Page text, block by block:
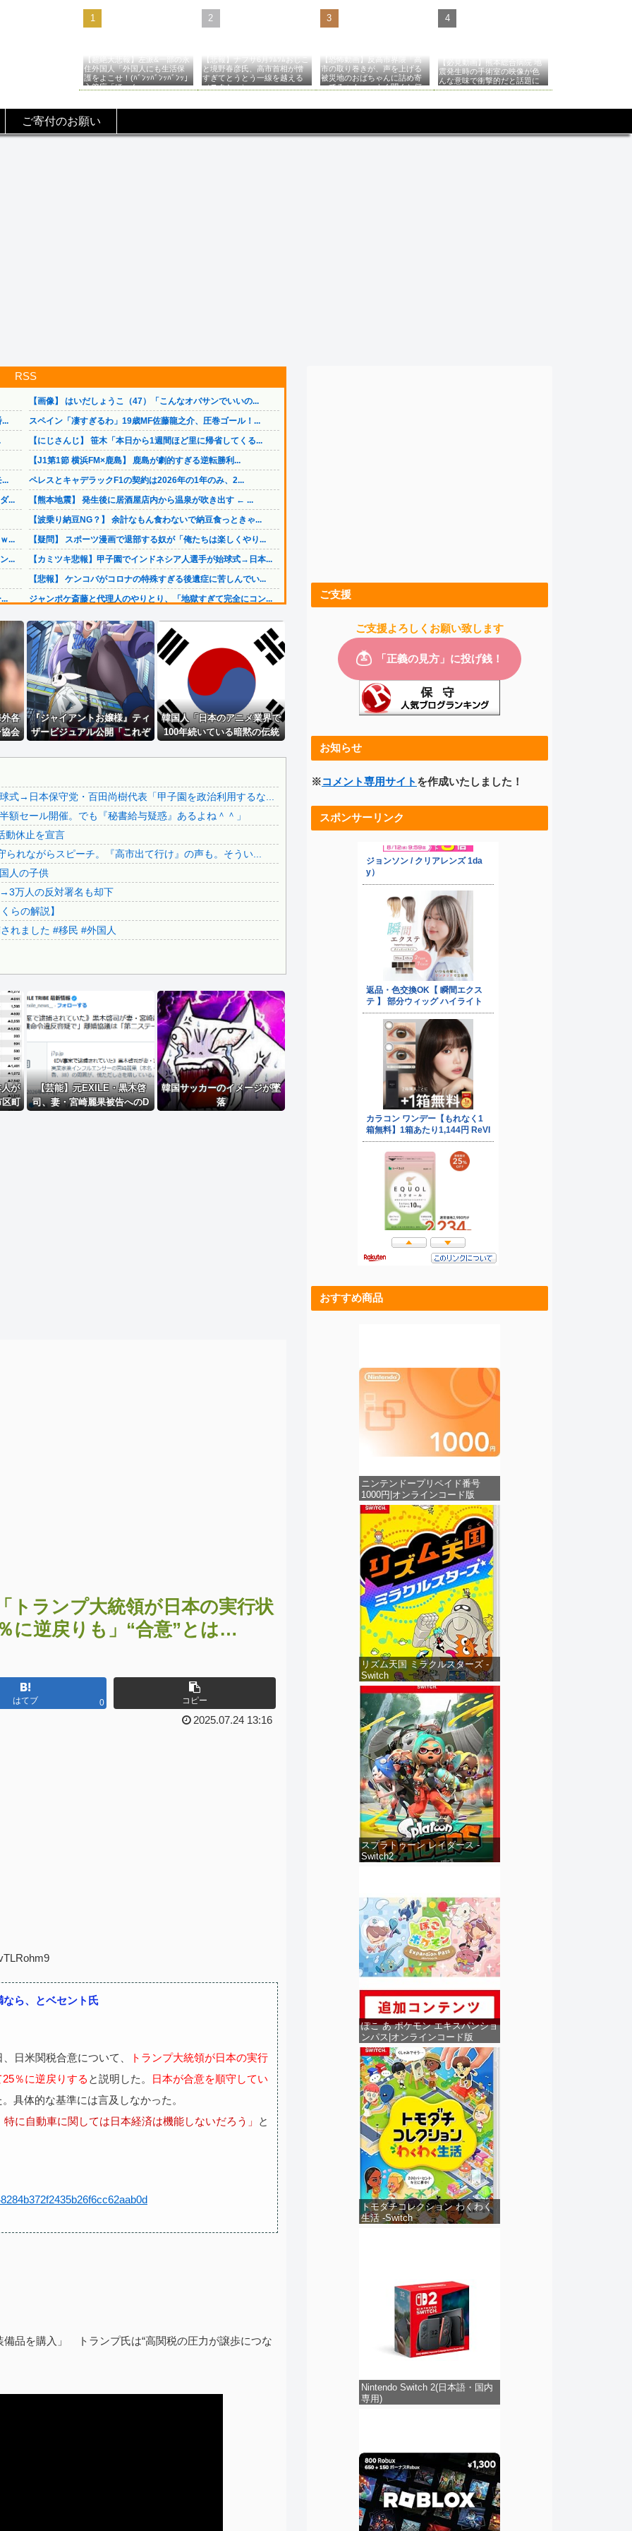
【超絶大悲報】左派&一部の永
住外国人「外国人にも生活保
護をよこせ！(ﾊﾞﾝｯﾊﾞﾝｯﾊﾞﾝｯ」
入管庁「ほーん…」→
【悲報】ナフサ6月ﾂﾑﾂﾑおじこ
と境野春彦氏、高市首相が憎
すぎてとうとう一線を越える
（スクショ）
【恐怖動画】反高市界隈「高
市の取り巻きが、声を上げる
被災地のおばちゃんに詰め寄
ってるぅ！」→よく聞くと何
【必見動画】熊本総合病院 地
震発生時の手術室の映像が色
んな意味で衝撃的だと話題に
ご寄付のお願い
RSS
...
...
...
...
...
...
...
...
...
...
...
...
...
...
【画像】 はいだしょうこ（47）「こんなオバサンでいいの...
スペイン「凄すぎるわ」19歳MF佐藤龍之介、圧巻ゴール！...
【にじさんじ】 笹木「本日から1週間ほど里に帰省してくる...
【J1第1節 横浜FM×鹿島】 鹿島が劇的すぎる逆転勝利...
ペレスとキャデラックF1の契約は2026年の1年のみ、2...
【熊本地震】 発生後に居酒屋店内から温泉が吹き出す ← ...
【波乗り納豆NG？】 余計なもん食わないで納豆食っときゃ...
【疑問】 スポーツ漫画で退部する奴が「俺たちは楽しくやり...
【カミツキ悲報】甲子園でインドネシア人選手が始球式→日本...
【悲報】 ケンコバがコロナの特殊すぎる後遺症に苦しんでい...
ジャンポケ斎藤と代理人のやりとり、「地獄すぎて完全にコン...
【画像】 まま「なんかプール入ってたら学生にめっちゃ見ら...
【画像】 日本共産党の街宣車、ほんと碌でもないな
積水ハウス「地面師に55億円騙し取られた…」ワイ「はえー...
激混みのはずの東京駅で鍵が空いているコインロッカーが散見...
出張から帰ったら、嫁の顔が青ざめていた。俺「一体何があっ...
【動画】 女さん「男ってこういうので興奮するんでしょ？」...
賃貸物件を内覧中、ベランダに出たら突然ゾワッと両腕に鳥肌...
【悲報】テレ朝「れいわ、新党移行に伴い旧グッズ半額セール...
【これは酷い】反高市「平和式典で“防弾ガラス”に守られな...
【移民政策反対】イオンの売り場で唐揚げを食う中国人の子供
【炎上】藤沢市「モスク建設と土葬も許可します」→3万人の...
91歳女性の遺体を遺棄したベトナム国籍の男が逮捕されまし...
日本旅行キャンセルすべきか…1万年ぶり史上最大級の火山の...
無気力な韓国代表、オーストリアにも0-1で敗北…3月のA...
3.1節がある月なのに…3月のカレンダーに日本の富士山・...
韓国代表、コートジボワールに0対4で完敗＝韓国の反応
Powered by livedoor 相互RSS
各
会
墜
『ジャイアントお嬢様』ティ
ザービジュアル公開「これぞ
1月放送開始【海外の反応】
韓国人「日本のアニメ業界で
100年続いている暗黙の伝統
式→日本保守党・百田尚樹代表「甲子園を政治利用するな...
額セール開催。でも『秘書給与疑惑』あるよね＾＾」
動休止を宣言
られながらスピーチ。『高市出て行け』の声も。そうい...
人の子供
万人の反対署名も却下
らの解説】
れました #移民 #外国人
が
町
【芸能】元EXILE・黒木啓
司、妻・宮崎麗果被告へのD
韓国サッカーのイメージが墜
落
トランプ大統領が日本の実行状
に逆戻りも」“合意”とは…
はてブ 0 コピー
2025.07.24 13:16
ら、とベセント氏
日米関税合意について、
トランプ大統領が日本の実行
％に逆戻りする と説明した。
日本が合意を順守してい
。具体的な基準には言及しなかった。
特に自動車に関しては日本経済は機能しないだろう」
と
品を購入」 トランプ氏は“高関税の圧力が譲歩につな
ご支援
ご支援よろしくお願い致します
お知らせ
※コメント専用サイト を作成いたしました！
スポンサーリンク
おすすめ商品
ニンテンドープリペイド番号
1000円|オンラインコード版
リズム天国 ミラクルスターズ -
Switch
スプラトゥーン レイダース -
Switch2
ぽこ あ ポケモン エキスパンショ
ンパス|オンラインコード版
トモダチコレクション わくわく
生活 -Switch
Nintendo Switch 2(日本語・国内
専用)